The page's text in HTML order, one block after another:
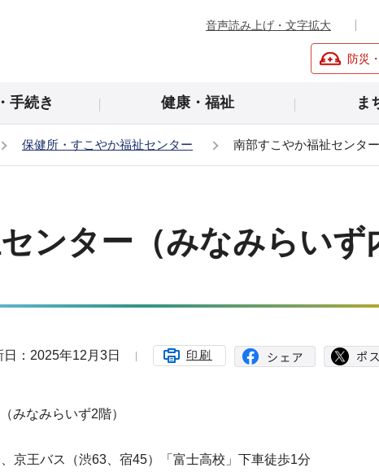
音声読み上げ・文字拡大
防災
手続き 健康・福祉 ま
保健所・すこやか福祉センター 南部すこやか福祉センタ
ンター（みなみらいず
日：2025年12月3日 印刷
みなみらいず2階）
京王バス（渋63、宿45）「富士高校」下車徒歩1分